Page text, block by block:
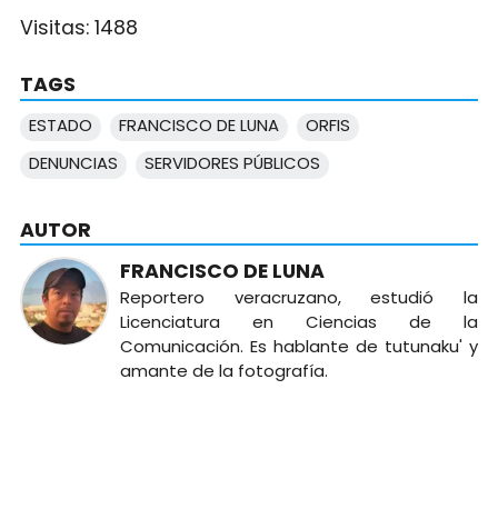
Visitas: 1488
TAGS
ESTADO FRANCISCO DE LUNA
ORFIS
DENUNCIAS
SERVIDORES PÚBLICOS
AUTOR
FRANCISCO DE LUNA
Reportero veracruzano, estudió la
Licenciatura en Ciencias de la
Comunicación. Es hablante de tutunaku' y
amante de la fotografía.